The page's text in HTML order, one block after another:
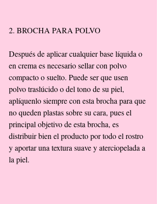
2. BROCHA PARA POLVO
Después de aplicar cualquier base líquida o
en crema es necesario sellar con polvo
compacto o suelto. Puede ser que usen
polvo traslúcido o del tono de su piel,
aplíquenlo siempre con esta brocha para que
no queden plastas sobre su cara, pues el
principal objetivo de esta brocha, es
distribuir bien el producto por todo el rostro
y aportar una textura suave y aterciopelada a
la piel.